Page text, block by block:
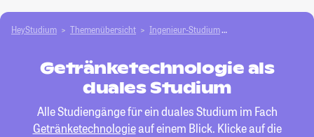
HeyStudium Themenübersicht Ingenieur-Studium
Getränketechnologie als
duales Studium
Alle Studiengänge für ein duales Studium im Fach
Getränketechnologieauf einem Blick. Klicke auf die